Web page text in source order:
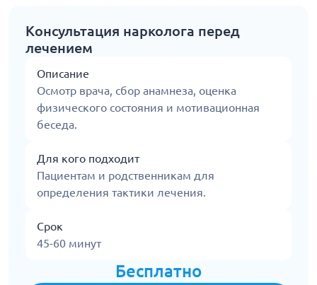
Консультация нарколога перед
лечением
Описание
Осмотр врача, сбор анамнеза, оценка
физического состояния и мотивационная
беседа.
Для кого подходит
Пациентам и родственникам для
определения тактики лечения.
Срок
45-60 минут
Бесплатно